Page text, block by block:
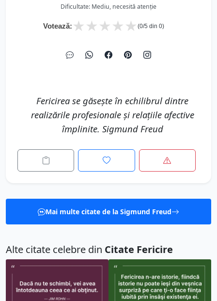
Dificultate: Mediu, necesită atenție
Votează: ★
★
★
★
★ (0/5 din 0)
Fericirea se găsește în echilibrul dintre
realizările profesionale și relațiile afective
împlinite. Sigmund Freud
Mai multe citate de la Sigmund Freud
Alte citate celebre din Citate Fericire